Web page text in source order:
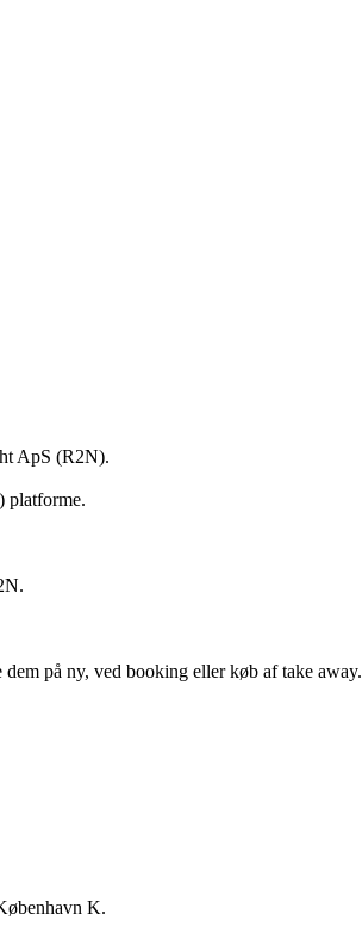
ApS (R2N).
platforme.
på ny, ved booking eller køb af take away.
K.